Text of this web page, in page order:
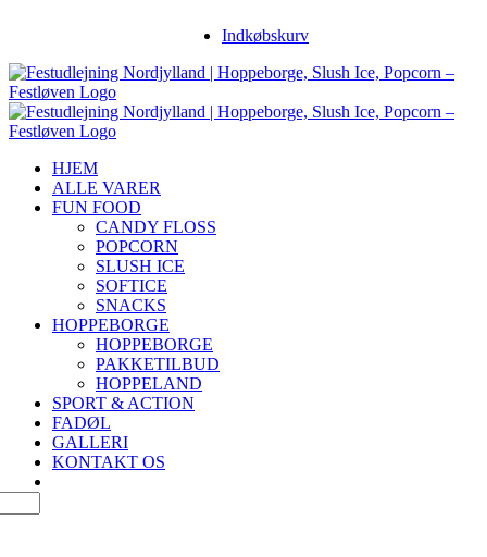
Indkøbskurv
HJEM
ALLE VARER
FUN FOOD
CANDY FLOSS
POPCORN
SLUSH ICE
SOFTICE
SNACKS
HOPPEBORGE
HOPPEBORGE
PAKKETILBUD
HOPPELAND
SPORT & ACTION
FADØL
GALLERI
KONTAKT OS